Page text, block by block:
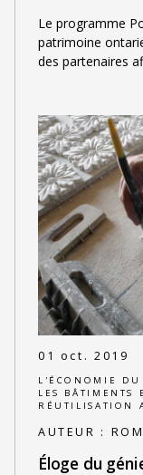
Le programme
patrimoine
des partenaires
01 oct. 2019
L'ÉCONOMIE DU
LES BÂTIMENTS
RÉUTILISATION
AUTEUR :
Éloge du